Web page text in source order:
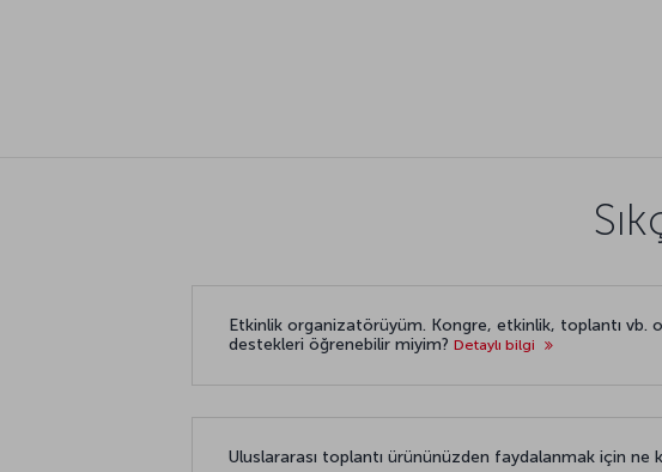
Etkinlik organizatörüyüm. Kongre, etkinlik, toplantı vb.
destekleri öğrenebilir miyim? Detaylı bilgi
Uluslararası toplantı ürününüzden faydalanmak için